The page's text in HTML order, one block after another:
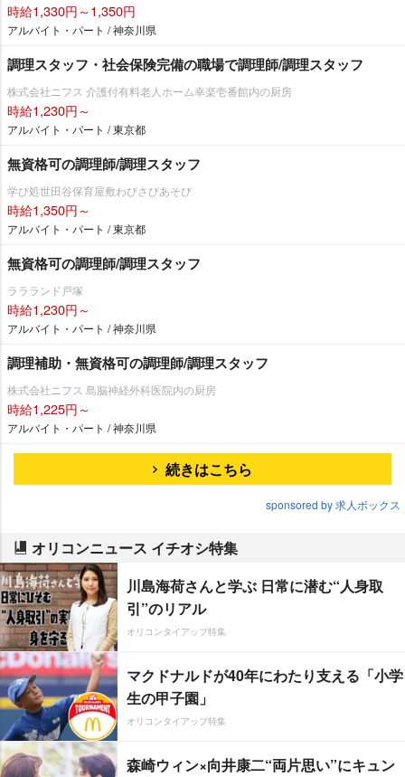
時給1,330円～1,350円
アルバイト・パート / 神奈川県
調理スタッフ・社会保険完備の職場で調理師/調理スタッフ
株式会社ニフス 介護付有料老人ホーム幸楽壱番館内の厨房
時給1,230円～
アルバイト・パート / 東京都
無資格可の調理師/調理スタッフ
学び処世田谷保育屋敷わびさびあそび
時給1,350円～
アルバイト・パート / 東京都
無資格可の調理師/調理スタッフ
ララランド戸塚
時給1,230円～
アルバイト・パート / 神奈川県
調理補助・無資格可の調理師/調理スタッフ
株式会社ニフス 島脳神経外科医院内の厨房
時給1,225円～
アルバイト・パート / 神奈川県
続きはこちら
sponsored by 求人ボックス
オリコンニュース イチオシ特集
川島海荷さんと学ぶ 日常に潜む“人身取
引”のリアル
オリコンタイアップ特集
マクドナルドが40年にわたり支える「小学
生の甲子園」
オリコンタイアップ特集
森崎ウィン×向井康二“両片思い”にキュン